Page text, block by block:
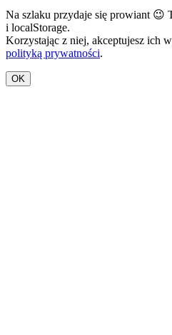
Na szlaku przydaje się prowiant 😉
i localStorage.
Korzystając z niej, akceptujesz ich
polityką prywatności.
OK